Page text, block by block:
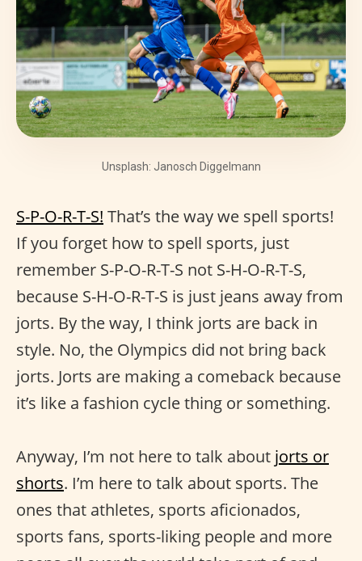
Unsplash: Janosch Diggelmann
S-P-O-R-T-S! That’s the way we spell sports!
If you forget how to spell sports, just
remember S-P-O-R-T-S not S-H-O-R-T-S,
because S-H-O-R-T-S is just jeans away from
jorts. By the way, I think jorts are back in
style. No, the Olympics did not bring back
jorts. Jorts are making a comeback because
it’s like a fashion cycle thing or something.
Anyway, I’m not here to talk about jorts or
shorts. I’m here to talk about sports. The
ones that athletes, sports aficionados,
sports fans, sports-liking people and more